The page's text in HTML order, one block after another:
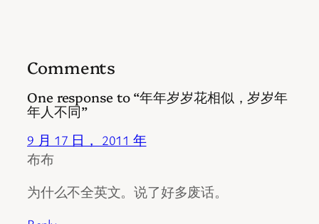
Comments
One response to “年年岁岁花相似，岁岁年
年人不同”
9 月 17 日， 2011 年
布布
为什么不全英文。说了好多废话。